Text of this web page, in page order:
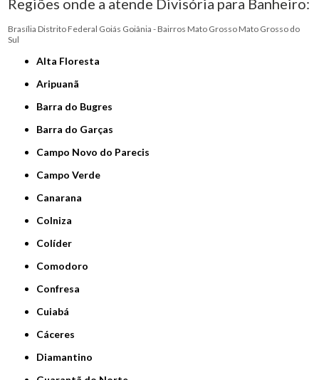
Regiões onde a atende Divisória para Banheiro:
Brasília Distrito Federal Goiás Goiânia - Bairros Mato Grosso Mato Grosso do
Sul
Alta Floresta
Aripuanã
Barra do Bugres
Barra do Garças
Campo Novo do Parecis
Campo Verde
Canarana
Colniza
Colíder
Comodoro
Confresa
Cuiabá
Cáceres
Diamantino